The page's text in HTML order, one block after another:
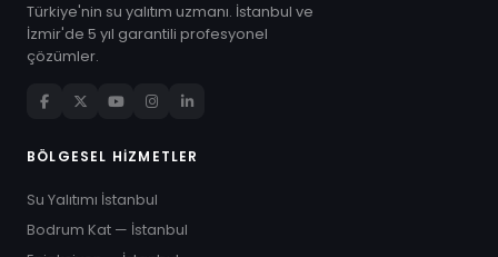
Türkiye'nin su yalıtım uzmanı. İstanbul ve
İzmir'de 5 yıl garantili profesyonel
çözümler.
BÖLGESEL HIZMETLER
Su Yalıtımı İstanbul
Bodrum Kat — İstanbul